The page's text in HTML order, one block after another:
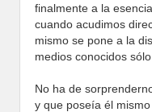
finalmente a la
cuando acudimos
mismo se pone a la
medios conocidos
No ha de
y que poseía él